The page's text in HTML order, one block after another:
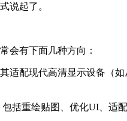
说起了。
有下面几种方向：
配现代高清显示设备（如
重绘贴图、优化UI、适